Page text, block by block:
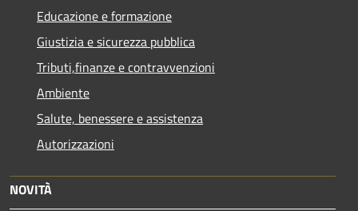
Educazione e formazione
Giustizia e sicurezza pubblica
Tributi,finanze e contravvenzioni
Ambiente
Salute, benessere e assistenza
Autorizzazioni
NOVITÀ